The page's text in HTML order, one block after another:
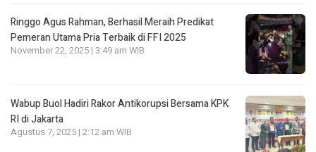
Ringgo Agus Rahman, Berhasil Meraih Predikat
Pemeran Utama Pria Terbaik di FFI 2025
November 22, 2025 | 3:49 am WIB
Wabup Buol Hadiri Rakor Antikorupsi Bersama KPK
RI di Jakarta
Agustus 7, 2025 | 2:12 am WIB